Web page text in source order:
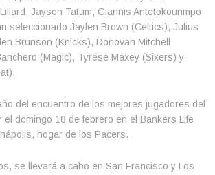
Jayson Tatum, Giannis Antetokounmpo
seleccionado Jaylen Brown (Celtics), Julius
Brunson (Knicks), Donovan Mitchell
(Magic), Tyrese Maxey (Sixers) y
del encuentro de los mejores jugadores del
domingo 18 de febrero en el Bankers Life
hogar de los Pacers.
se llevará a cabo en San Francisco y Los